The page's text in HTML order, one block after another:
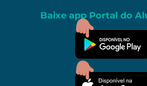
Baixe app Portal do